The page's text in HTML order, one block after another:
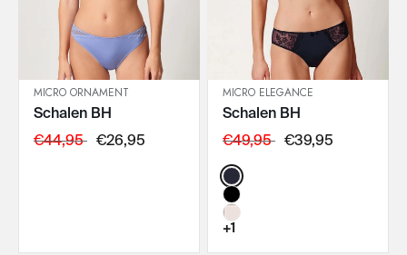
IN DEN WARENKORB
MICRO ORNAMENT
Schalen BH
€44,95 €26,95
IN DEN WARENKORB
MICRO ELEGANCE
Schalen BH
€49,95 €39,95
Color:
+1